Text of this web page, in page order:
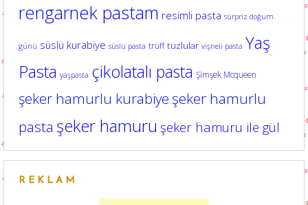
rengarnek pastam resimli pasta sürpriz doğum
günü süslü kurabiye süslü pasta truff tuzlular vişneli pasta Yaş
Pasta yaşpasta çikolatalı pasta Şimşek Mcqueen
şeker hamurlu kurabiye şeker hamurlu
pasta şeker hamuru şeker hamuru ile gül
REKLAM